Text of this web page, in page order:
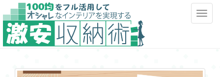
T
o
e